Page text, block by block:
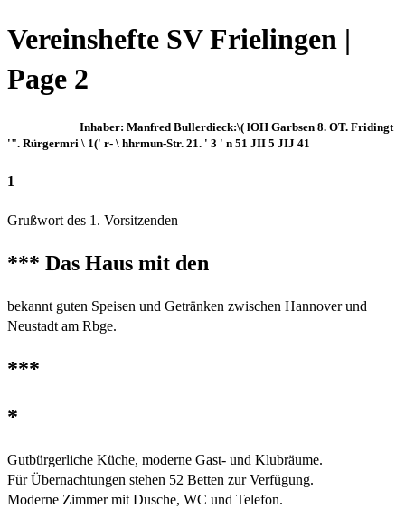
Vereinshefte SV Frielingen |
Page 2
Inhaber: Manfred Bullerdieck:\( lOH Garbsen 8. OT. Fridingt
'". Rürgermri \ 1(' r- \ hhrmun-Str. 21. ' 3 ' n 51 JII 5 JIJ 41
1
Grußwort des 1. Vorsitzenden
*** Das Haus mit den
bekannt guten Speisen und Getränken zwischen Hannover und
Neustadt am Rbge.
***
*
Gutbürgerliche Küche, moderne Gast- und Klubräume.
Für Übernachtungen stehen 52 Betten zur Verfügung.
Moderne Zimmer mit Dusche, WC und Telefon.